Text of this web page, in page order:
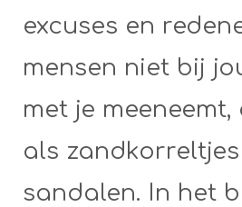
excuses en
mensen niet bij
met je
als
sandalen. In het